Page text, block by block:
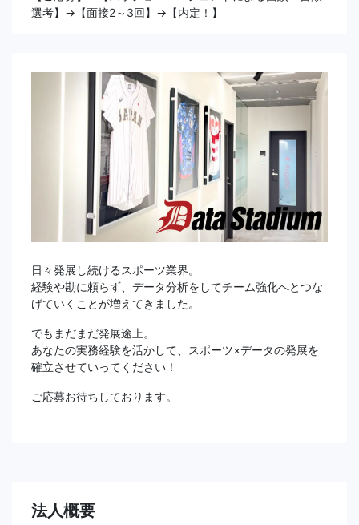
選考】→【面接2～3回】→【内定！】
日々発展し続けるスポーツ業界。
経験や勘に頼らず、データ分析をしてチーム強化へとつな
げていくことが増えてきました。
でもまだまだ発展途上。
あなたの実務経験を活かして、スポーツ×データの発展を
確立させていってください！
ご応募お待ちしております。
法人概要